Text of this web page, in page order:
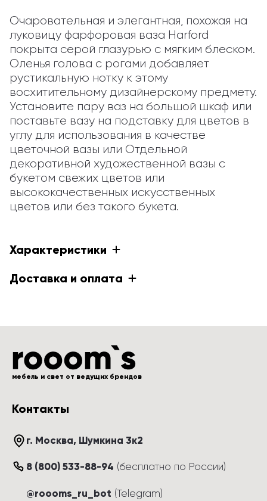
Очаровательная и элегантная, похожая на
луковицу фарфоровая ваза Harford
покрыта серой глазурью с мягким блеском.
Оленья голова с рогами добавляет
рустикальную нотку к этому
восхитительному дизайнерскому предмету.
Установите пару ваз на большой шкаф или
поставьте вазу на подставку для цветов в
углу для использования в качестве
цветочной вазы или Отдельной
декоративной художественной вазы с
букетом свежих цветов или
высококачественных искусственных
цветов или без такого букета.
Характеристики
Доставка и оплата
мебель и свет от ведущих брендов
Контакты
г. Москва, Шумкина 3к2
8 (800) 533-88-94 (бесплатно по России)
@roooms_ru_bot (Telegram)